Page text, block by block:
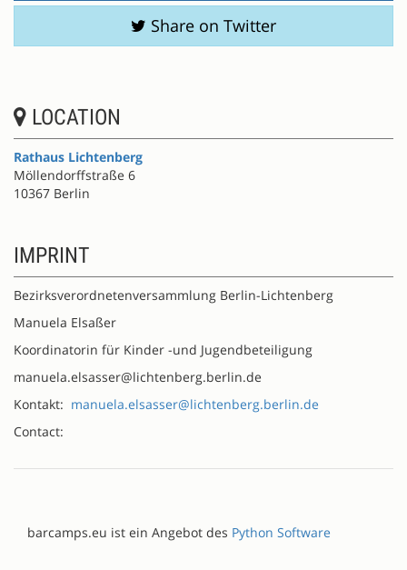
Share on Twitter
LOCATION
Rathaus Lichtenberg
Möllendorffstraße 6
10367 Berlin
IMPRINT
Bezirksverordnetenversammlung Berlin-Lichtenberg
Manuela Elsaßer
Koordinatorin für Kinder -und Jugendbeteiligung
manuela.elsasser@lichtenberg.berlin.de
Kontakt: manuela.elsasser@lichtenberg.berlin.de
Contact:
barcamps.eu ist ein Angebot des Python Software